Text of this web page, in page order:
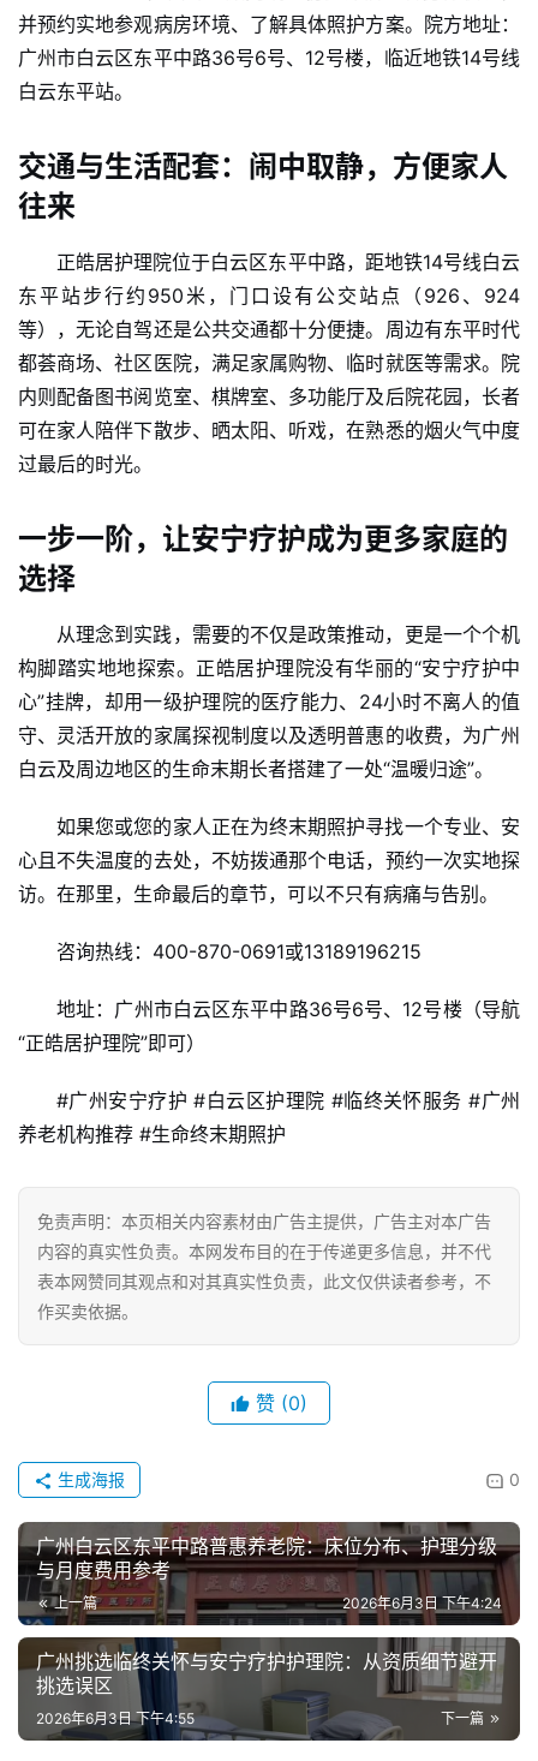
女
性
健
讯
关
于
我
们
系
我
们
并预约实地参观病房环境、了解具体照护方案。院方地址：
广州市白云区东平中路36号6号、12号楼，临近地铁14号线
白云东平站。
交通与生活配套：闹中取静，方便家人
往来
正皓居护理院位于白云区东平中路，距地铁14号线白云
东平站步行约950米，门口设有公交站点（926、924
等），无论自驾还是公共交通都十分便捷。周边有东平时代
都荟商场、社区医院，满足家属购物、临时就医等需求。院
内则配备图书阅览室、棋牌室、多功能厅及后院花园，长者
可在家人陪伴下散步、晒太阳、听戏，在熟悉的烟火气中度
过最后的时光。
一步一阶，让安宁疗护成为更多家庭的
选择
从理念到实践，需要的不仅是政策推动，更是一个个机
构脚踏实地地探索。正皓居护理院没有华丽的“安宁疗护中
心”挂牌，却用一级护理院的医疗能力、24小时不离人的值
守、灵活开放的家属探视制度以及透明普惠的收费，为广州
白云及周边地区的生命末期长者搭建了一处“温暖归途”。
如果您或您的家人正在为终末期照护寻找一个专业、安
心且不失温度的去处，不妨拨通那个电话，预约一次实地探
访。在那里，生命最后的章节，可以不只有病痛与告别。
咨询热线：400-870-0691或13189196215
地址：广州市白云区东平中路36号6号、12号楼（导航
“正皓居护理院”即可）
#广州安宁疗护 #白云区护理院 #临终关怀服务 #广州
养老机构推荐 #生命终末期照护
免责声明：本页相关内容素材由广告主提供，广告主对本广告
内容的真实性负责。本网发布目的在于传递更多信息，并不代
表本网赞同其观点和对其真实性负责，此文仅供读者参考，不
作买卖依据。
赞 (0)
0
生成海报
广州白云区东平中路普惠养老院：床位分布、护理分级
与月度费用参考
上一篇 2026年6月3日 下午4:24
广州挑选临终关怀与安宁疗护护理院：从资质细节避开
挑选误区
下一篇
2026年6月3日 下午4:55